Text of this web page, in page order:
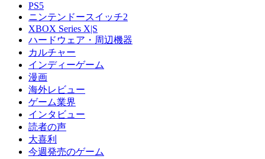
PS5
ニンテンドースイッチ2
XBOX Series X|S
ハードウェア・周辺機器
カルチャー
インディーゲーム
漫画
海外レビュー
ゲーム業界
インタビュー
読者の声
大喜利
今週発売のゲーム